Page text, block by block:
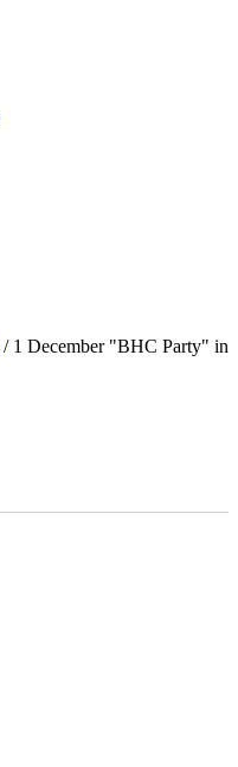
/ 1 December "BHC Party" in